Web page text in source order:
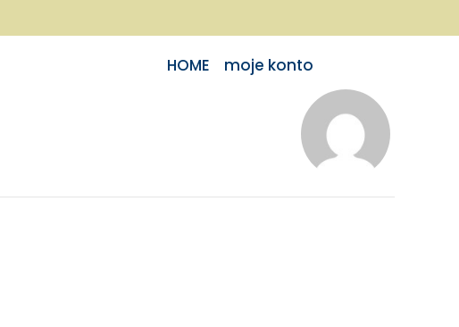
HOME moje konto